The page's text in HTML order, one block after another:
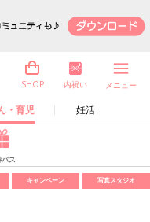
・育児 妊活
SHOP 内祝い メニュー
ス
キャンペーン 写真スタジオ